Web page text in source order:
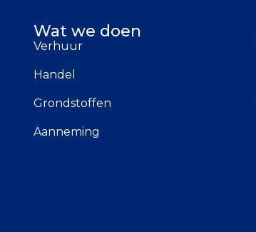
Wat we doen
Verhuur
Handel
Grondstoffen
Aanneming